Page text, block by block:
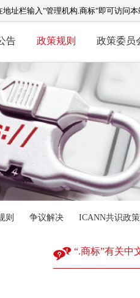
址栏输入"管理机构.商标"即可访问本
告 政策规则 政策委员
则 争议解决 ICANN共识政策
“.商标”有关中